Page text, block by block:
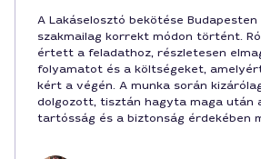
A Lakáselosztó bekötése
szakmailag korrekt módon történt.
értett a feladathoz, részletesen
folyamatot és a költségeket,
kért a végén. A munka során
dolgozott, tisztán hagyta maga után
tartósság és a biztonság érdekében